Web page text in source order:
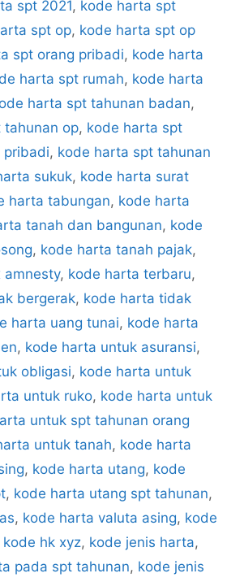
spt 2021, kode harta spt
spt op, kode harta spt op
spt orang pribadi, kode harta
harta spt rumah, kode harta
harta spt tahunan badan,
op, kode harta spt
pribadi, kode harta spt tahunan
sukuk, kode harta surat
harta tabungan, kode harta
tanah dan bangunan, kode
, kode harta tanah pajak,
amnesty, kode harta terbaru,
bergerak, kode harta tidak
harta uang tunai, kode harta
, kode harta untuk asuransi,
obligasi, kode harta untuk
untuk ruko, kode harta untuk
untuk spt tahunan orang
untuk tanah, kode harta
, kode harta utang, kode
, kode harta utang spt tahunan,
, kode harta valuta asing, kode
kode hk xyz, kode jenis harta,
pada spt tahunan, kode jenis